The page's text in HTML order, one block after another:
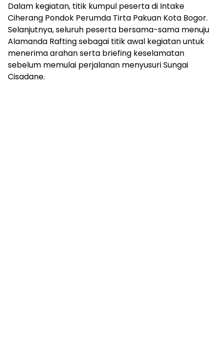
Dalam kegiatan, titik kumpul peserta di Intake
Ciherang Pondok Perumda Tirta Pakuan Kota Bogor.
Selanjutnya, seluruh peserta bersama-sama menuju
Alamanda Rafting sebagai titik awal kegiatan untuk
menerima arahan serta briefing keselamatan
sebelum memulai perjalanan menyusuri Sungai
Cisadane.